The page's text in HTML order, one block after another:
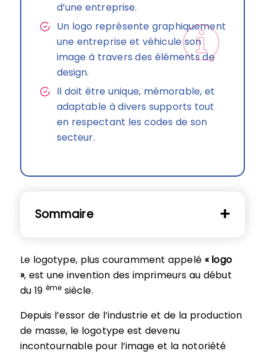
d’une entreprise.
Un logo représente graphiquement
une entreprise et véhicule son
image à travers des éléments de
design.
Il doit être unique, mémorable, et
adaptable à divers supports tout
en respectant les codes de son
secteur.
Sommaire
Le logotype, plus couramment appelé « logo
», est une invention des imprimeurs au début
du 19 èmesiècle.
Depuis l’essor de l’industrie et de la production
de masse, le logotype est devenu
incontournable pour l’image et la notoriété